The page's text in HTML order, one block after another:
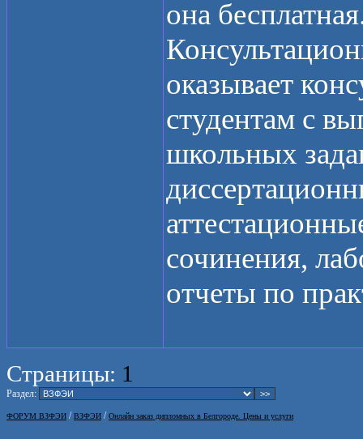
она
оказывает
студентам с
школьных
сочинения,
отчеты по
Страницы: 1
Раздел:
ФОРУМ ВЗФЭИ /ВЗФЭИ /Онлайн заказ дипломных в Белгороде. Цены и услуги